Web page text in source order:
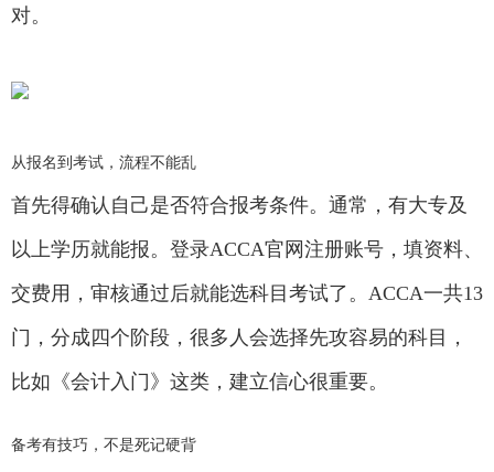
对。
从报名到考试，流程不能乱
首先得确认自己是否符合报考条件。通常，有大专及
以上学历就能报。登录ACCA官网注册账号，填资料、
交费用，审核通过后就能选科目考试了。ACCA一共13
门，分成四个阶段，很多人会选择先攻容易的科目，
比如《会计入门》这类，建立信心很重要。
备考有技巧，不是死记硬背